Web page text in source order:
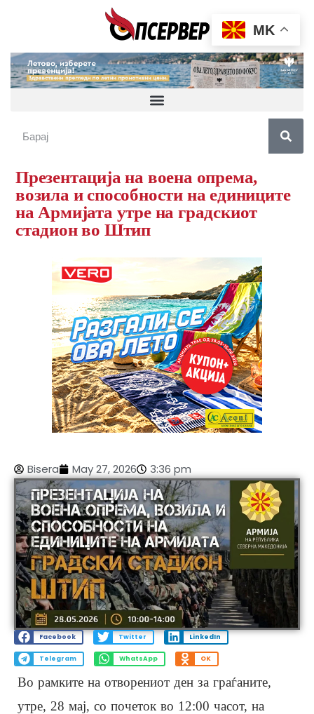
Презентација на воена опрема,
возила и способности на единиците
на Армијата утре на градскиот
стадион во Штип
Bisera May 27, 2026 3:36 pm
Facebook Twitter LinkedIn
Telegram WhatsApp OK
Во рамките на отворениот ден за граѓаните,
утре, 28 мај, со почеток во 12:00 часот, на
MK